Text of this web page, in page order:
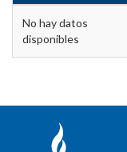
No hay datos
disponibles